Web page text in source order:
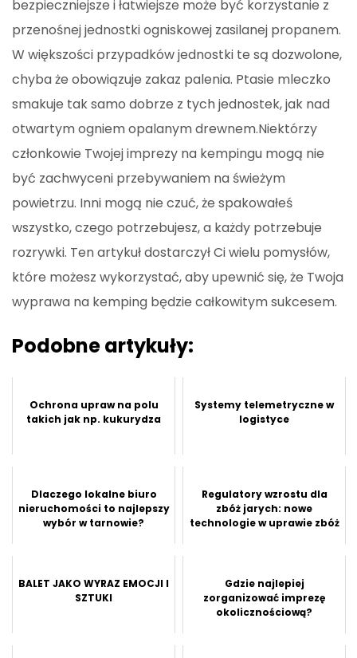
bezpieczniejsze i łatwiejsze może być korzystanie z
przenośnej jednostki ogniskowej zasilanej propanem.
W większości przypadków jednostki te są dozwolone,
chyba że obowiązuje zakaz palenia. Ptasie mleczko
smakuje tak samo dobrze z tych jednostek, jak nad
otwartym ogniem opalanym drewnem.Niektórzy
członkowie Twojej imprezy na kempingu mogą nie
być zachwyceni przebywaniem na świeżym
powietrzu. Inni mogą nie czuć, że spakowałeś
wszystko, czego potrzebujesz, a każdy potrzebuje
rozrywki. Ten artykuł dostarczył Ci wielu pomysłów,
które możesz wykorzystać, aby upewnić się, że Twoja
wyprawa na kemping będzie całkowitym sukcesem.
Podobne artykuły:
Ochrona upraw na polu
takich jak np. kukurydza
Systemy telemetryczne w
logistyce
Dlaczego lokalne biuro
nieruchomości to najlepszy
wybór w tarnowie?
Regulatory wzrostu dla
zbóż jarych: nowe
technologie w uprawie zbóż
BALET JAKO WYRAZ EMOCJI I
SZTUKI
Gdzie najlepiej
zorganizować imprezę
okolicznościową?